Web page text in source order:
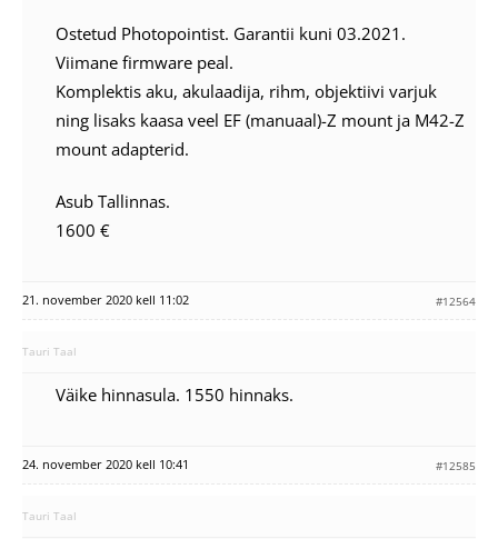
Ostetud Photopointist. Garantii kuni 03.2021.
Viimane firmware peal.
Komplektis aku, akulaadija, rihm, objektiivi varjuk
ning lisaks kaasa veel EF (manuaal)-Z mount ja M42-Z
mount adapterid.
Asub Tallinnas.
1600 €
21. november 2020 kell 11:02 #12564
Tauri Taal
Väike hinnasula. 1550 hinnaks.
24. november 2020 kell 10:41 #12585
Tauri Taal